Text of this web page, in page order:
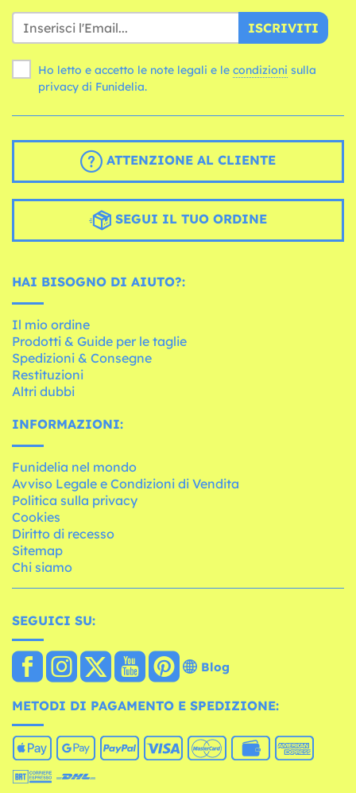
ISCRIVITI
Ho letto e accetto le note legali e le condizioni
privacy di Funidelia.
ATTENZIONE AL CLIENTE
SEGUI IL TUO ORDINE
HAI BISOGNO DI AIUTO?:
Il mio ordine
Prodotti & Guide per le taglie
Spedizioni & Consegne
Restituzioni
Altri dubbi
INFORMAZIONI:
Funidelia nel mondo
Avviso Legale e Condizioni di Vendita
Politica sulla privacy
Cookies
Diritto di recesso
Sitemap
Chi siamo
SEGUICI SU:
Blog
METODI DI PAGAMENTO E SPEDIZIONE: